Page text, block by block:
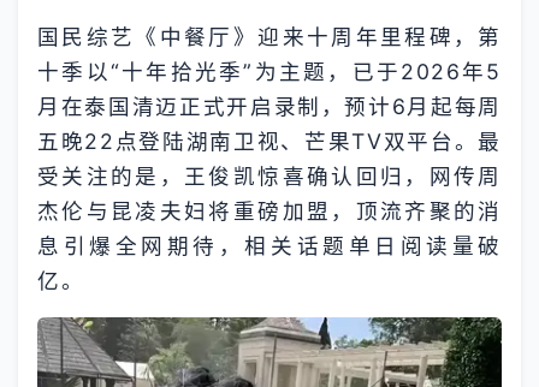
国民综艺《中餐厅》迎来十周年里程碑，第
十季以“十年拾光季”为主题，已于2026年5
月在泰国清迈正式开启录制，预计6月起每周
五晚22点登陆湖南卫视、芒果TV双平台。最
受关注的是，王俊凯惊喜确认回归，网传周
杰伦与昆凌夫妇将重磅加盟，顶流齐聚的消
息引爆全网期待，相关话题单日阅读量破
亿。